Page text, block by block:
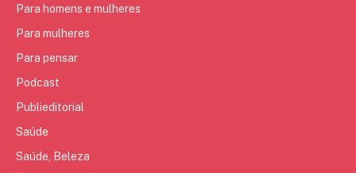
Para homens e mulheres
Para mulheres
Para pensar
Podcast
Publieditorial
Saúde
Saúde, Beleza